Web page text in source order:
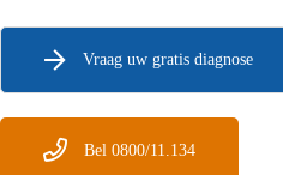
Vraag uw gratis diagnose
Bel 0800/11.134